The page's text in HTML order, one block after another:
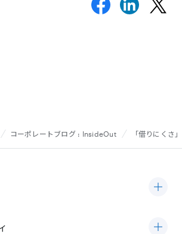
コーポレートブログ : InsideOut 「借りにくさ